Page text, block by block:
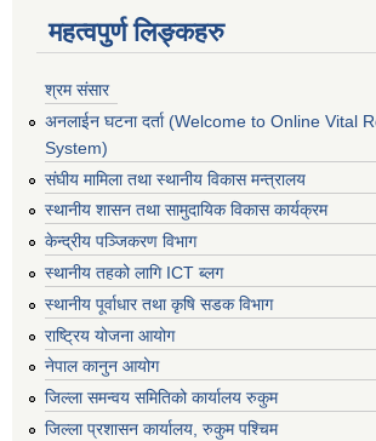
महत्वपुर्ण लिङ्कहरु
श्रम संसार
अनलाईन घटना दर्ता (Welcome to Online Vital
System)
संघीय मामिला तथा स्थानीय विकास मन्त्रालय
स्थानीय शासन तथा सामुदायिक विकास कार्यक्रम
केन्द्रीय पञ्जिकरण विभाग
स्थानीय तहको लागि ICT ब्लग
स्थानीय पूर्वाधार तथा कृषि सडक विभाग
राष्ट्रिय योजना आयोग
नेपाल कानुन आयोग
जिल्ला समन्वय समितिको कार्यालय रुकुम
जिल्ला प्रशासन कार्यालय, रुकुम पश्चिम